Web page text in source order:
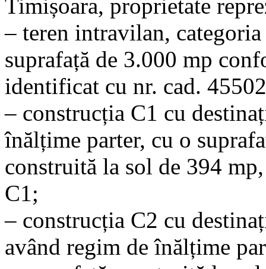
Timișoara, proprietate
– teren intravilan,
suprafață de 3.000 mp
identificat cu nr. cad.
– construcția C1 cu
înălțime parter, cu o
construită la sol de 394
C1;
– construcția C2 cu
având regim de înălțime